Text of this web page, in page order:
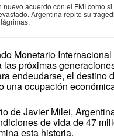
acuerdo con el FMI como
Argentina repite su
Monetario
próximas
endeudarse, el destino
una ocupación
de Javier Milei,
de vida de 47
esta historia.